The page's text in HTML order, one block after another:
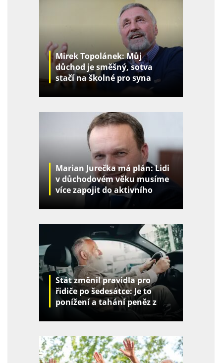
Mirek Topolánek: Můj
důchod je směšný, sotva
stačí na školné pro syna
Marian Jurečka má plán: Lidi
v důchodovém věku musíme
více zapojit do aktivního
Stát změnil pravidla pro
řidiče po šedesátce: Je to
ponížení a tahání peněz z